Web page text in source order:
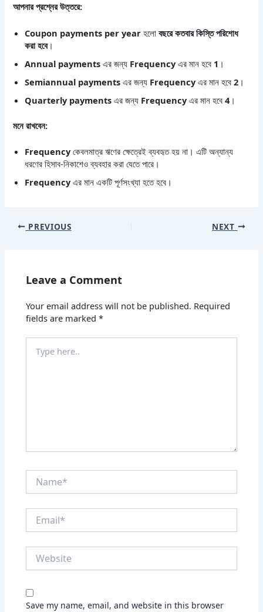
আপনার প্রশ্নের উত্তরে:
Coupon payments per year হলোবছরে কতবার কিস্তি পরিশোধ
করা হবে।
Annual payments এর জন্য Frequencyএর মান হবে 1 ।
Semiannual payments এর জন্য Frequencyএর মান হবে2 ।
Quarterly payments এর জন্য Frequencyএর মান হবে4 ।
মনে রাখবেন:
Frequencyকেবলমাত্র ঋণের ক্ষেত্রেই ব্যবহৃত হয় না। এটি অন্যান্য
ধরণের হিসাব-নিকাশেও ব্যবহার করা যেতে পারে।
Frequencyএর মান একটি পূর্ণসংখ্যা হতে হবে।
PREVIOUS NEXT
Leave a Comment
Your email address will not be published. Required
fields are marked*
here..
Save my name, email, and website in this browser